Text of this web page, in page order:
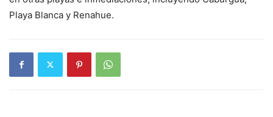
Playa Blanca y Renahue.